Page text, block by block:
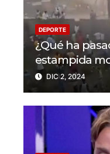
DEPORTE
¿Qué ha
estampida
partido en
DIC 2, 2024